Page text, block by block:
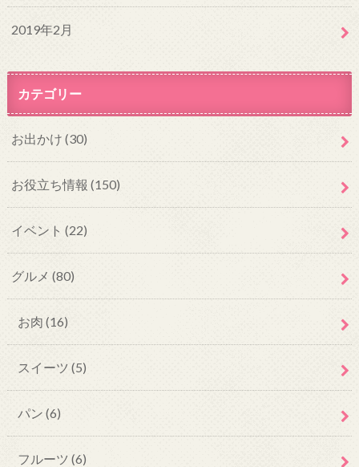
2019年2月
カテゴリー
お出かけ (30)
お役立ち情報 (150)
イベント (22)
グルメ (80)
お肉 (16)
スイーツ (5)
パン (6)
フルーツ (6)